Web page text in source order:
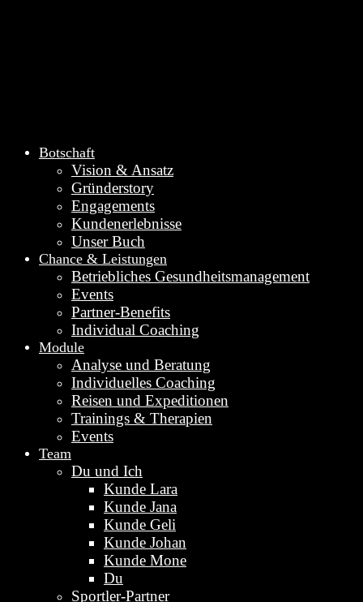
Botschaft
Vision & Ansatz
Gründerstory
Engagements
Kundenerlebnisse
Unser Buch
Chance & Leistungen
Betriebliches Gesundheitsmanagement
Events
Partner-Benefits
Individual Coaching
Module
Analyse und Beratung
Individuelles Coaching
Reisen und Expeditionen
Trainings & Therapien
Events
Team
Du und Ich
Kunde Lara
Kunde Jana
Kunde Geli
Kunde Johan
Kunde Mone
Du
Sportler-Partner